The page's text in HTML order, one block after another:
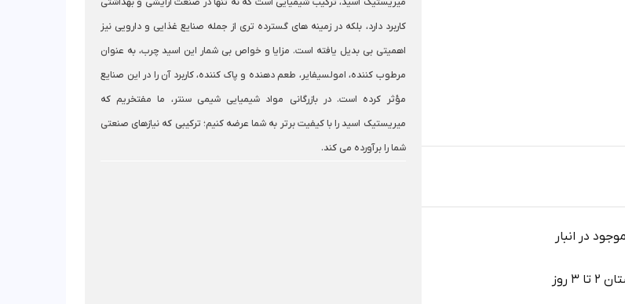
در انبار
کاربرد دارد، بلکه در زمینه‌ های گسترده‌ تری از جمله صنایع غذایی و دارویی نیز
اهمیتی بی‌ بدیل یافته است. مزایا و خواص بی شمار این اسید چرب، به عنوان
مرطوب کننده، امولسیفایر، طعم دهنده و پاک کننده، کاربرد آن را در این صنایع
مؤثر کرده است. در بازرگانی مواد شیمیایی شیمی سنتر، ما مفتخریم که
میریستیک اسید را با کیفیت برتر به شما عرضه کنیم؛ ترکیبی که نیازهای صنعتی
شما را برآورده می‌ کند.